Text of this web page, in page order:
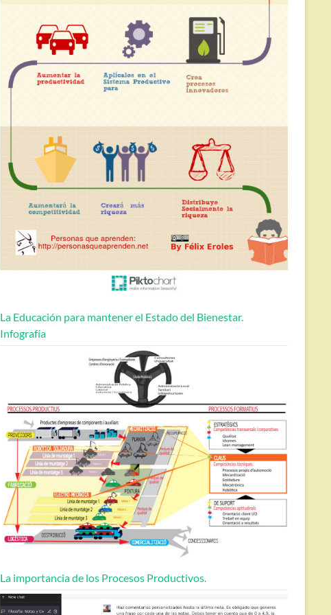
La Educación para mantener el Estado del Bienestar.
Infografía
La importancia de los Procesos Productivos.